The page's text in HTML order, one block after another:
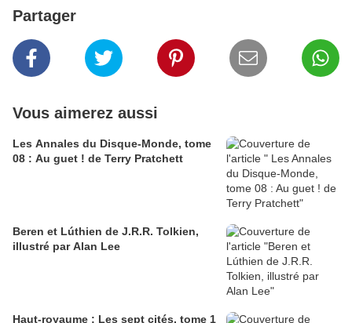
Partager
Vous aimerez aussi
Les Annales du Disque-Monde, tome
08 : Au guet ! de Terry Pratchett
Beren et Lúthien de J.R.R. Tolkien,
illustré par Alan Lee
Haut-royaume : Les sept cités, tome 1